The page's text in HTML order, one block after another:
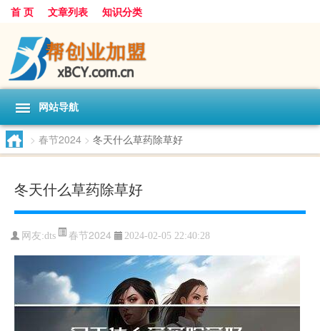
首 页 文章列表 知识分类
网站导航
> 春节2024 > 冬天什么草药除草好
冬天什么草药除草好
网友:dts 春节2024 2024-02-05 22:40:28